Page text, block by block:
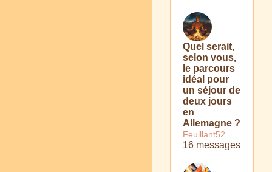
Quel serait,
selon vous,
le parcours
idéal pour
un séjour de
deux jours
en
Allemagne ?
Feuillant52
16 messages